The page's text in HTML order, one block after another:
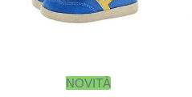
NOVITÀ